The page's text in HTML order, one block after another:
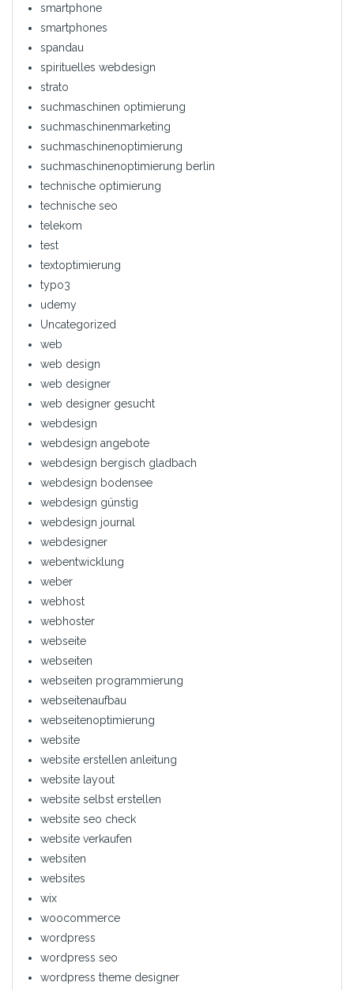
smartphone
smartphones
spandau
spirituelles webdesign
strato
suchmaschinen optimierung
suchmaschinenmarketing
suchmaschinenoptimierung
suchmaschinenoptimierung berlin
technische optimierung
technische seo
telekom
test
textoptimierung
typo3
udemy
Uncategorized
web
web design
web designer
web designer gesucht
webdesign
webdesign angebote
webdesign bergisch gladbach
webdesign bodensee
webdesign günstig
webdesign journal
webdesigner
webentwicklung
weber
webhost
webhoster
webseite
webseiten
webseiten programmierung
webseitenaufbau
webseitenoptimierung
website
website erstellen anleitung
website layout
website selbst erstellen
website seo check
website verkaufen
websiten
websites
wix
woocommerce
wordpress
wordpress seo
wordpress theme designer